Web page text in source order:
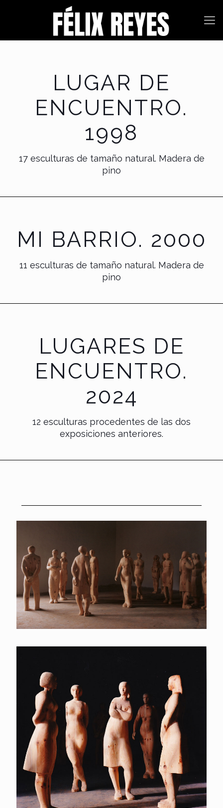
LUGAR DE
ENCUENTRO.
1998
17 esculturas de tamaño natural. Madera de
pino
MI BARRIO. 2000
11 esculturas de tamaño natural. Madera de
pino
LUGARES DE
ENCUENTRO.
2024
12 esculturas procedentes de las dos
exposiciones anteriores.